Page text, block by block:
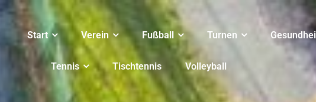
Start Verein Fußball Turnen
Tennis Tischtennis Volleyball